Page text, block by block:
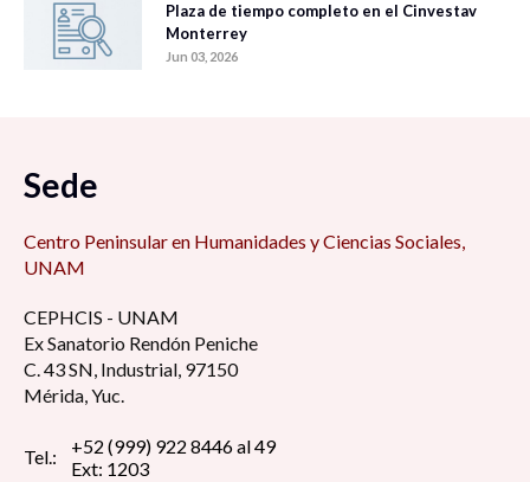
Plaza de tiempo completo en el Cinvestav
Monterrey
Jun 03, 2026
Sede
Centro Peninsular en Humanidades y Ciencias Sociales,
UNAM
CEPHCIS - UNAM
Ex Sanatorio Rendón Peniche
C. 43 SN, Industrial, 97150
Mérida, Yuc.
Tel.:
+52 (999) 922 8446 al 49
Ext: 1203